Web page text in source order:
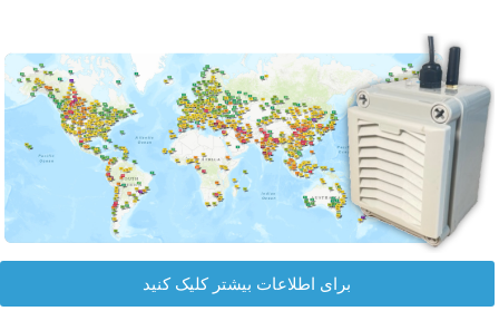
برای اطلاعات بیشتر کلیک کنید